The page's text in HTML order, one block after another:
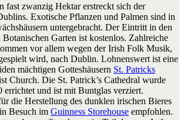
fast zwanzig Hektar erstreckt sich der
Exotische Pflanzen und Palmen sind in
untergebracht. Der Eintritt in den
Garten ist kostenlos. Zahlreiche
vor allem wegen der Irish Folk Musik,
wird, nach Dublin. Lohnenswert ist eine
mächtigen Gotteshäusern St. Patricks
Church. Die St. Patrick’s Cathedral wurde
errichtet und ist mit Buntglas verziert.
die Herstellung des dunklen irischen Bieres
Besuch im Guinness Storehouse empfohlen.